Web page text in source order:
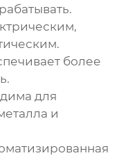
более
для
и